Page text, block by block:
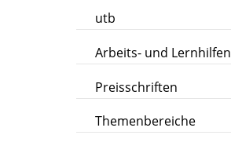
utb
Arbeits- und Lernhilfen
Preisschriften
Themenbereiche